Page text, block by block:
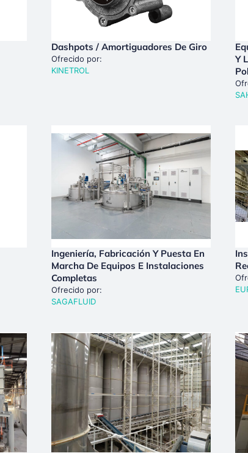
Dashpots / Amortiguadores De Giro
Ofrecido por:
KINETROL
Y
Ingeniería, Fabricación Y Puesta En
Marcha De Equipos E Instalaciones
Completas
Ofrecido por:
SAGAFLUID